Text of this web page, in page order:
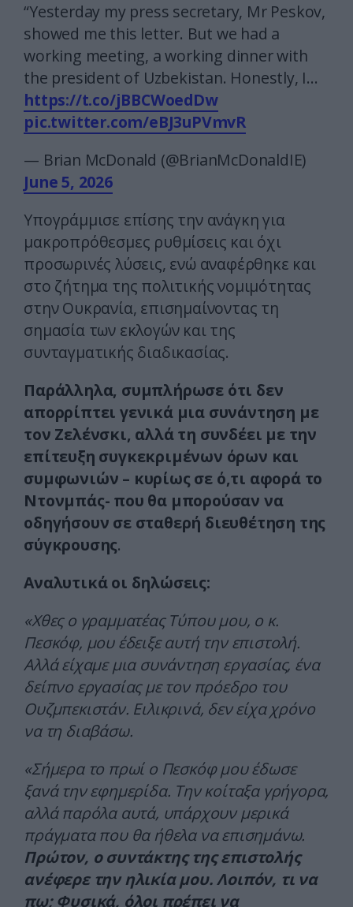
“Yesterday my press secretary, Mr Peskov,
showed me this letter. But we had a
working meeting, a working dinner with
the president of Uzbekistan. Honestly, I…
https://t.co/jBBCWoedDw
pic.twitter.com/eBJ3uPVmvR
— Brian McDonald (@BrianMcDonaldIE)
June 5, 2026
Υπογράμμισε επίσης την ανάγκη για
μακροπρόθεσμες ρυθμίσεις και όχι
προσωρινές λύσεις, ενώ αναφέρθηκε και
στο ζήτημα της πολιτικής νομιμότητας
στην Ουκρανία, επισημαίνοντας τη
σημασία των εκλογών και της
συνταγματικής διαδικασίας.
Παράλληλα, συμπλήρωσε ότι δεν
απορρίπτει γενικά μια συνάντηση με
τον Ζελένσκι, αλλά τη συνδέει με την
επίτευξη συγκεκριμένων όρων και
συμφωνιών – κυρίως σε ό,τι αφορά το
Ντονμπάς- που θα μπορούσαν να
οδηγήσουν σε σταθερή διευθέτηση της
σύγκρουσης.
Αναλυτικά οι δηλώσεις:
«Χθες ο γραμματέας Τύπου μου, ο κ.
Πεσκόφ, μου έδειξε αυτή την επιστολή.
Αλλά είχαμε μια συνάντηση εργασίας, ένα
δείπνο εργασίας με τον πρόεδρο του
Ουζμπεκιστάν. Ειλικρινά, δεν είχα χρόνο
να τη διαβάσω.
«Σήμερα το πρωί ο Πεσκόφ μου έδωσε
ξανά την εφημερίδα. Την κοίταξα γρήγορα,
αλλά παρόλα αυτά, υπάρχουν μερικά
πράγματα που θα ήθελα να επισημάνω.
Πρώτον, ο συντάκτης της επιστολής
ανέφερε την ηλικία μου. Λοιπόν, τι να
πω; Φυσικά, όλοι πρέπει να